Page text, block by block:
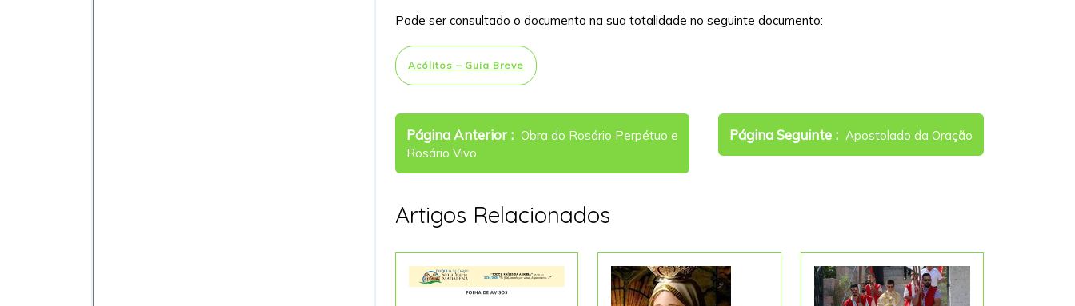
Pode ser consultado o documento na sua totalidade no seguinte documento:
Acólitos – Guia Breve
Navegação
de
artigos
Página Anterior
Older
Obra do Rosário Perpétuo e
Rosário Vivo
Página Seguinte
Newer
Apostolado da Oração
Artigos Relacionados